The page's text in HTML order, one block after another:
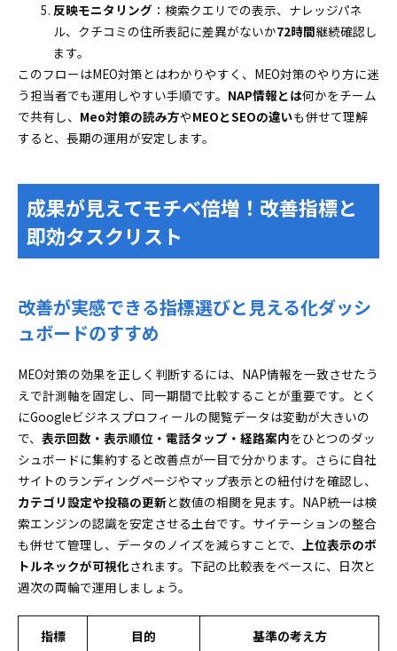
反映モニタリング ：検索クエリでの表示、ナレッジパネ
ル、クチコミの住所表記に差異がないか72時間継続確認し
ます。
このフローはMEO対策とはわかりやすく、MEO対策のやり方に迷
う担当者でも運用しやすい手順です。 NAP情報とは何かをチーム
で共有し、 Meo対策の読み方やMEOとSEOの違いも併せて理解
すると、長期の運用が安定します。
成果が見えてモチベ倍増！改善指標と
即効タスクリスト
改善が実感できる指標選びと見える化ダッシ
ュボードのすすめ
MEO対策の効果を正しく判断するには、NAP情報を一致させたう
えで計測軸を固定し、同一期間で比較することが重要です。とく
にGoogleビジネスプロフィールの閲覧データは変動が大きいの
で、 表示回数・表示順位・電話タップ・経路案内をひとつのダッ
シュボードに集約すると改善点が一目で分かります。さらに自社
サイトのランディングページやマップ表示との紐付けを確認し、
カテゴリ設定や投稿の更新と数値の相関を見ます。NAP統一は検
索エンジンの認識を安定させる土台です。サイテーションの整合
も併せて管理し、データのノイズを減らすことで、 上位表示のボ
トルネックが可視化されます。下記の比較表をベースに、日次と
週次の両輪で運用しましょう。
指標 目的 基準の考え方